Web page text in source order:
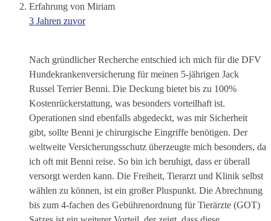
Erfahrung von Miriam
3 Jahren zuvor
Nach gründlicher Recherche entschied ich mich für die DFV
Hundekrankenversicherung für meinen 5-jährigen Jack
Russel Terrier Benni. Die Deckung bietet bis zu 100%
Kostenrückerstattung, was besonders vorteilhaft ist.
Operationen sind ebenfalls abgedeckt, was mir Sicherheit
gibt, sollte Benni je chirurgische Eingriffe benötigen. Der
weltweite Versicherungsschutz überzeugte mich besonders, da
ich oft mit Benni reise. So bin ich beruhigt, dass er überall
versorgt werden kann. Die Freiheit, Tierarzt und Klinik selbst
wählen zu können, ist ein großer Pluspunkt. Die Abrechnung
bis zum 4-fachen des Gebührenordnung für Tierärzte (GOT)